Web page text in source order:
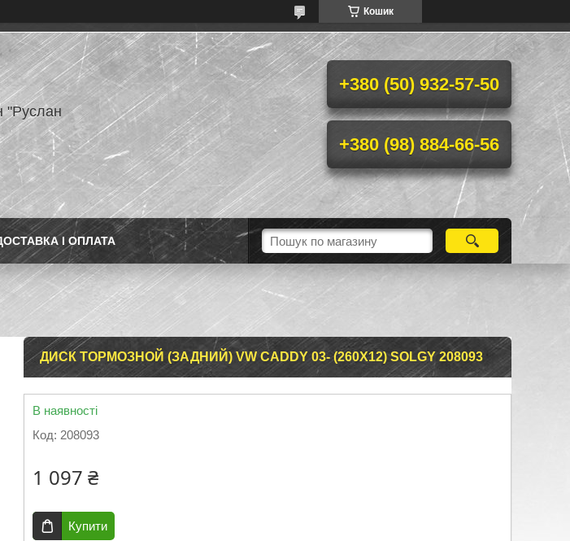
Кошик
"Руслан
+380 (50) 932-57-50
+380 (98) 884-66-56
І ОПЛАТА
ДИСК ТОРМОЗНОЙ (ЗАДНИЙ) VW CADDY 03- (260X12) SOLGY 208093
В наявності
Код: 208093
1 097 ₴
Купити